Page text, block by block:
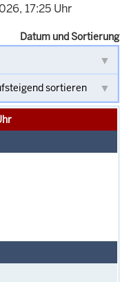
17:25 Uhr
Datum und Sortierung